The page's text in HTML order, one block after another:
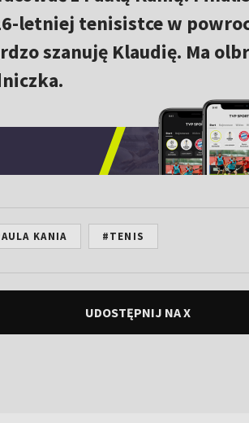
letniej tenisistce w
szanuję Klaudię. Ma
KANIA #TENIS
UDOSTĘPNIJ NA X